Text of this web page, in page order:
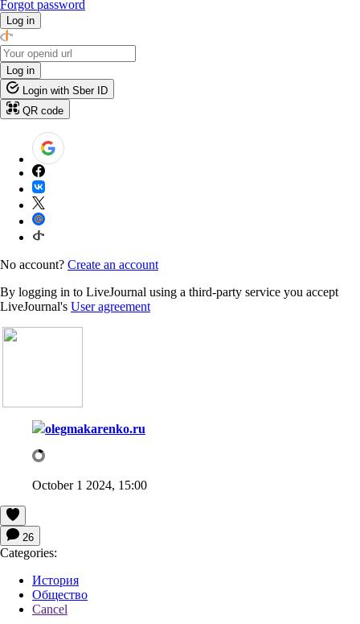
Forgot password
Log in
Log in
Login with Sber ID
QR code
No account? Create an account
By logging in to LiveJournal using a third-party service you accept
LiveJournal's User agreement
olegmakarenko.ru
October 1 2024, 15:00
26
Categories:
История
Общество
Cancel